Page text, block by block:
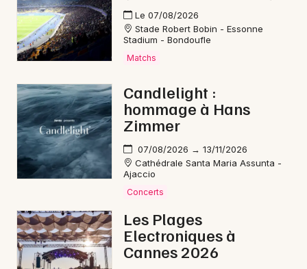
Magazine
Choisir mes départements
Mon email
Le 07/08/2026
Stade Robert Bobin - Essonne
Stadium - Bondoufle
Matchs
Candlelight :
hommage à Hans
Zimmer
07/08/2026 → 13/11/2026
Cathédrale Santa Maria Assunta -
Ajaccio
Concerts
Les Plages
Electroniques à
Cannes 2026